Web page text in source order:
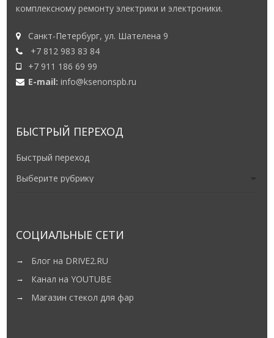
комплексному ремонту электрики и электроники.
Санкт-Петербург, ул. Шателена 9
+7 812 983 83 84
+7 911 186 69 99
E-mail:info@ksenonspb.ru
БЫСТРЫЙ ПЕРЕХОД
Быстрый переход
СОЦИАЛЬНЫЕ СЕТИ
Блог на DRIVE2.RU
Канал на YOUTUBE
Магазин стекол для фар